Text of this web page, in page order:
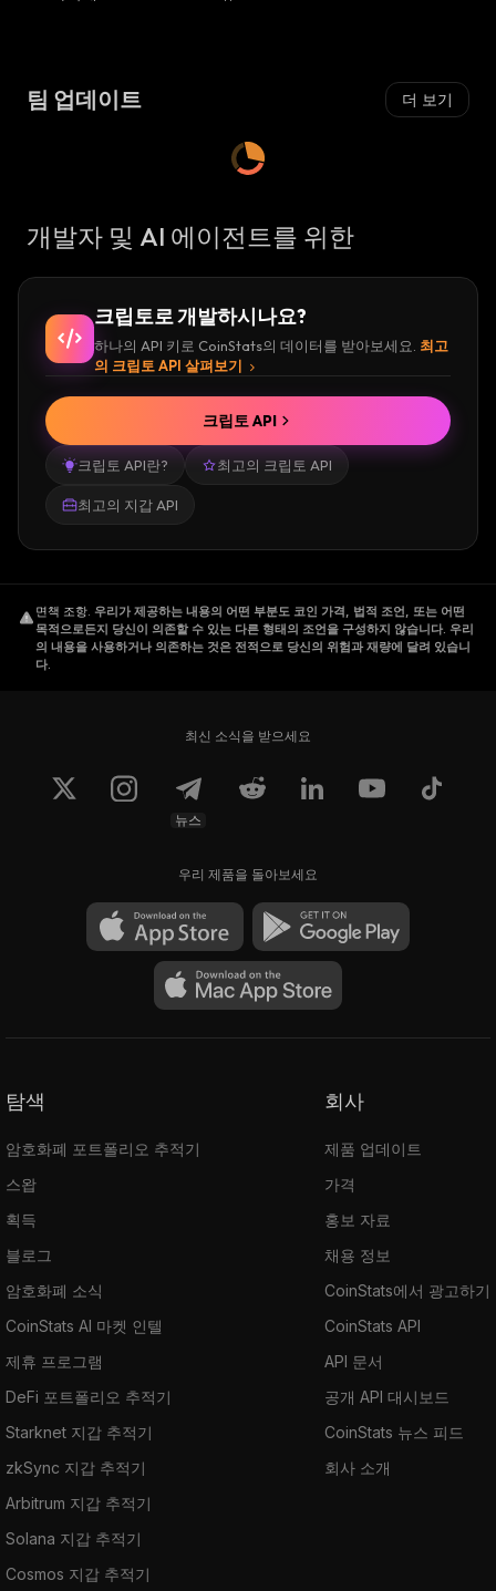
팀 업데이트 더 보기
개발자 및 AI 에이전트를 위한
크립토로 개발하시나요?
하나의 API 키로 CoinStats의 데이터를 받아보세요. 최고
의 크립토 API 살펴보기
크립토 API란? 최고의 크립토 API
최고의 지갑 API
크립토 API
면책 조항. 우리가 제공하는 내용의 어떤 부분도 코인 가격, 법적 조언, 또는 어떤
목적으로든지 당신이 의존할 수 있는 다른 형태의 조언을 구성하지 않습니다. 우리
의 내용을 사용하거나 의존하는 것은 전적으로 당신의 위험과 재량에 달려 있습니
다.
최신 소식을 받으세요
뉴스
우리 제품을 돌아보세요
탐색
암호화폐 포트폴리오 추적기
스왑
획득
블로그
암호화폐 소식
CoinStats AI 마켓 인텔
제휴 프로그램
DeFi 포트폴리오 추적기
Starknet 지갑 추적기
zkSync 지갑 추적기
Arbitrum 지갑 추적기
Solana 지갑 추적기
Cosmos 지갑 추적기
회사
제품 업데이트
가격
홍보 자료
채용 정보
CoinStats에서 광고하기
CoinStats API
API 문서
공개 API 대시보드
CoinStats 뉴스 피드
회사 소개